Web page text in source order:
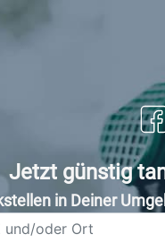
Jetzt günstig
in Deiner